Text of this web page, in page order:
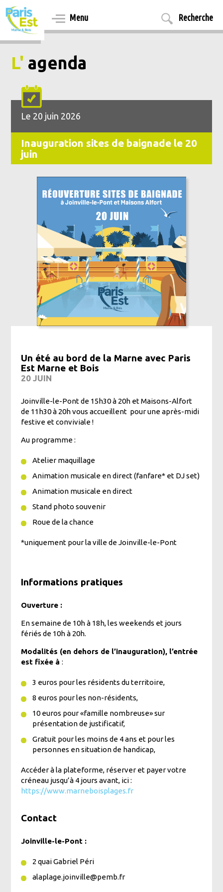
Aller
au
contenu
principal
Menu Recherche
L' agenda
Le 20 juin 2026
Inauguration sites de baignade le 20
juin
Un été au bord de la Marne avec Paris
Est Marne et Bois
20 JUIN
Joinville-le-Pont de 15h30 à 20h et Maisons-Alfort
de 11h30 à 20h vous accueillent pour une après-midi
festive et conviviale !
Au programme :
Atelier maquillage
Animation musicale en direct (fanfare* et DJ set)
Animation musicale en direct
Stand photo souvenir
Roue de la chance
*uniquement pour la ville de Joinville-le-Pont
Informations pratiques
Ouverture :
En semaine de 10h à 18h, les weekends et jours
fériés de 10h à 20h.
Modalités (en dehors de l’inauguration), l’entrée
est fixée à:
3 euros pour les résidents du territoire,
8 euros pour les non-résidents,
10 euros pour «famille nombreuse» sur
présentation de justificatif,
Gratuit pour les moins de 4 ans et pour les
personnes en situation de handicap,
Accéder à la plateforme, réserver et payer votre
créneau jusqu’à 4 jours avant, ici :
https://www.marneboisplages.fr
Contact
Joinville-le-Pont :
2 quai Gabriel Péri
alaplage.joinville@pemb.fr